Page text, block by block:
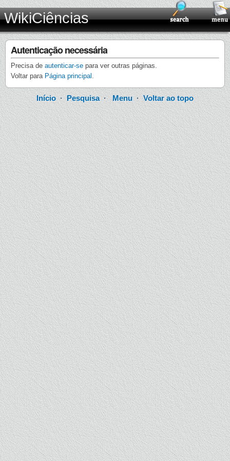
WikiCiências
Autenticação necessária
Precisa de autenticar-se para ver outras páginas.
Voltar para Página principal .
Início · Pesquisa·Menu ·Voltar ao topo